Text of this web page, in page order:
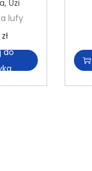
, Uzi
lufy
zł
do